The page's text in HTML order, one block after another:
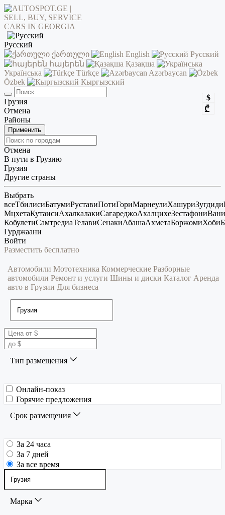
Русский
ქართული
English
Русский
հայերեն
Қазақша
Українська
Türkçe
Azərbaycan
Özbek
Кыргызский
$
₾
Грузия
Отмена
Районы
Применить
Отмена
В пути в Грузию
Грузия
Другие страны
Выбрать
всеТбилисиБатумиРуставиПотиГориМарнеулиХашуриЗугдиди
МцхетаКутаисиАхалкалакиСагареджоАхалцихеЗестафониВани
КобулетиСамтредиаТелавиСенакиАбашаАхметаБоржомиХоби
Гурджаани
Войти
Разместить бесплатно
Автомобили Мототехника Коммерческие Разборные
автомобили Ремонт и услуги Шины и диски Каталог Аренда
авто в Грузии Для бизнеса
Тип размещения
Онлайн-показ
Горячие предложения
Срок размещения
За 24 часа
За 7 дней
За все время
Марка